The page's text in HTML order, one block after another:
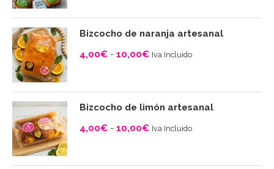
Bizcocho de naranja artesanal
4,00€ - 10,00€
Rango
de
precios:
desde
4,00€
hasta
Iva Incluido
Bizcocho de limón artesanal
4,00€ - 10,00€
Rango
de
Iva Incluido